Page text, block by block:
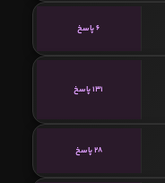
6 پاسخ
131 پاسخ
28 پاسخ